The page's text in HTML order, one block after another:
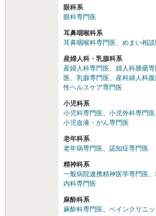
眼科系
眼科専門医
耳鼻咽喉科系
耳鼻咽喉科専門医
めまい相
産婦人科・乳腺科系
産婦人科専門医
婦人科腫瘍
医
乳腺専門医 産科婦人科
性ヘルスケア専門医
小児科系
小児科専門医
小児外科専門医
小児血液・がん専門医
老年科系
老年病専門医
認知症専門医
精神科系
一般病院連携精神医学専門医
内科専門医
麻酔科系
麻酔科専門医
ペインクリニ